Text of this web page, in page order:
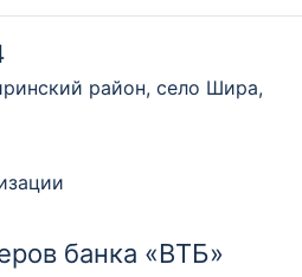
район, село Шира,
банка «ВТБ»